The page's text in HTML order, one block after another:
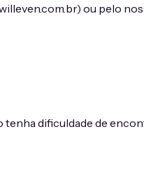
) ou pelo
dificuldade de